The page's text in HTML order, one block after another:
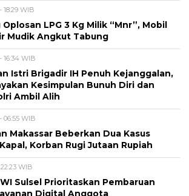
18:29 WIB
LPG 3 Kg Milik “Mnr”, Mobil
Mudik Angkut Tabung
16:34 WIB
Istri Brigadir IH Penuh Kejanggalan,
Kesimpulan Bunuh Diri dan
Ambil Alih
06:55 WIB
Makassar Beberkan Dua Kasus
Korban Rugi Jutaan Rupiah
WIB
Sulsel Prioritaskan Pembaruan
Digital Anggota